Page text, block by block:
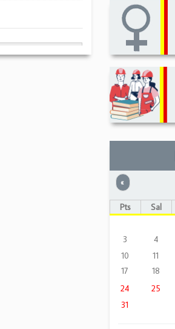
« Önceki
Pts Sal
3
4
10
11
17
18
24
25
31